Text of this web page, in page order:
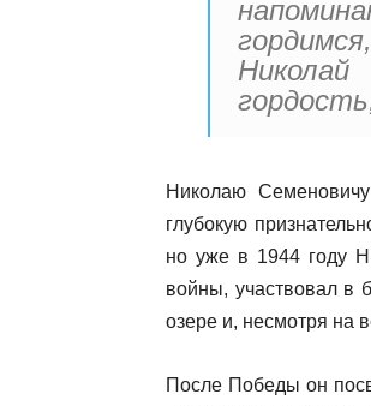
Николаю
глубокую
но уже в 1944 году
войны, участвовал в
озере и, несмотря на
После Победы он